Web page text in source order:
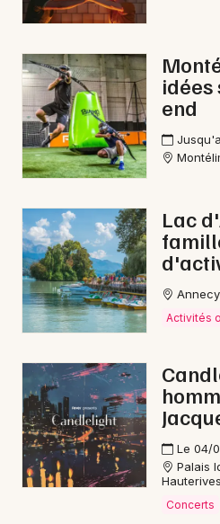
Sorties famille
Expos
Sorties & loisirs
Reggae dans la Drôme
Reggae en Rhône-Alpes
Reggae en Auvergne-
Newsletter des sorties
Artistes en tournée
Actus à Romans-sur-Isère
Magazine à Romans-sur-
Toutes les villes
idées
end
Lac
Annecy
Activités
Le 04/
Palais
Hauterives
Concerts